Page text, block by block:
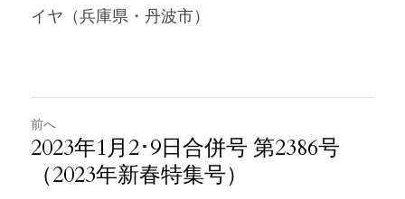
イヤ（兵庫県・丹波市）
前へ
2023年1月2･9日合併号 第2386号
（2023年新春特集号）